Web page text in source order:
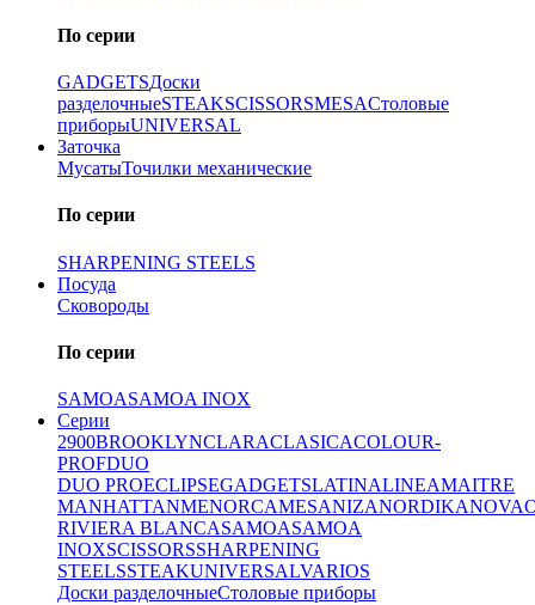
По серии
GADGETSДоски
разделочныеSTEAKSCISSORSMESAСтоловые
приборыUNIVERSAL
Заточка
МусатыТочилки механические
По серии
SHARPENING STEELS
Посуда
Сковороды
По серии
SAMOASAMOA INOX
Серии
2900BROOKLYNCLARACLASICACOLOUR-
PROFDUO
DUO PROECLIPSEGADGETSLATINALINEAMAITRE
MANHATTANMENORCAMESANIZANORDIKANOVA
RIVIERA BLANCASAMOASAMOA
INOXSCISSORSSHARPENING
STEELSSTEAKUNIVERSALVARIOS
Доски разделочныеСтоловые приборы